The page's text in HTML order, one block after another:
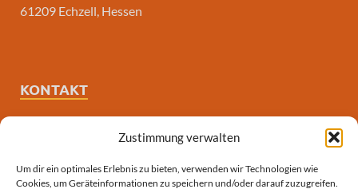
Zustimmung verwalten
Um dir ein optimales Erlebnis zu bieten, verwenden wir Technologien wie
Cookies, um Geräteinformationen zu speichern und/oder darauf zuzugreifen.
61209 Echzell, Hessen
KONTAKT
poststelle3431@schule.hessen.de
Telefon